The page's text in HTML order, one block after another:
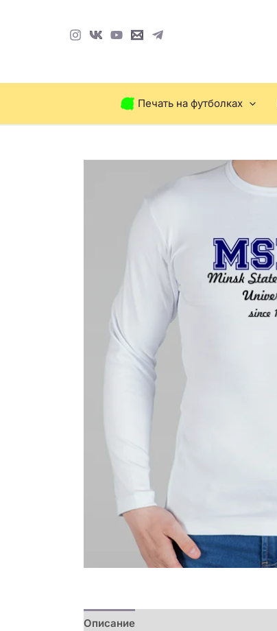
Печать на футболках
Описание